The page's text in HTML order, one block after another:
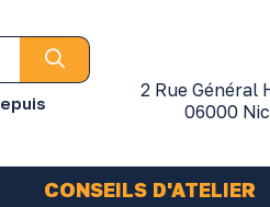
2 Rue Général
06000
CONSEILS D'ATELIER